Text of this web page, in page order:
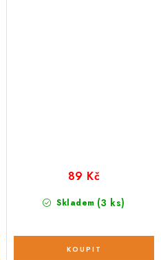
Skladem (3 ks)
89 Kč